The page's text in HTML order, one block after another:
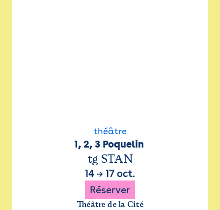
théâtre
1, 2, 3 Poquelin
tg STAN
14 → 17 oct.
Réserver
Théâtre de la Cité